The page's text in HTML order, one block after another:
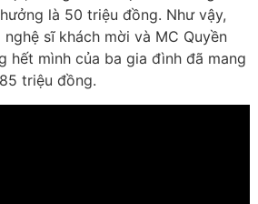
là 50 triệu đồng. Như vậy,
sĩ khách mời và MC Quyền
hết mình của ba gia đình đã mang
triệu đồng.